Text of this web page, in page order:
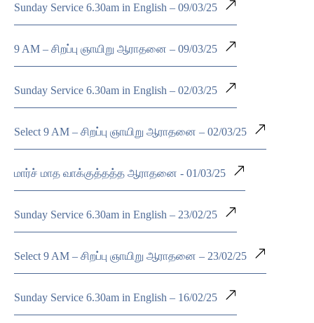
Sunday Service 6.30am in English – 09/03/25
9 AM – சிறப்பு ஞாயிறு ஆராதனை – 09/03/25
Sunday Service 6.30am in English – 02/03/25
Select 9 AM – சிறப்பு ஞாயிறு ஆராதனை – 02/03/25
மார்ச் மாத வாக்குத்தத்த ஆராதனை - 01/03/25
Sunday Service 6.30am in English – 23/02/25
Select 9 AM – சிறப்பு ஞாயிறு ஆராதனை – 23/02/25
Sunday Service 6.30am in English – 16/02/25